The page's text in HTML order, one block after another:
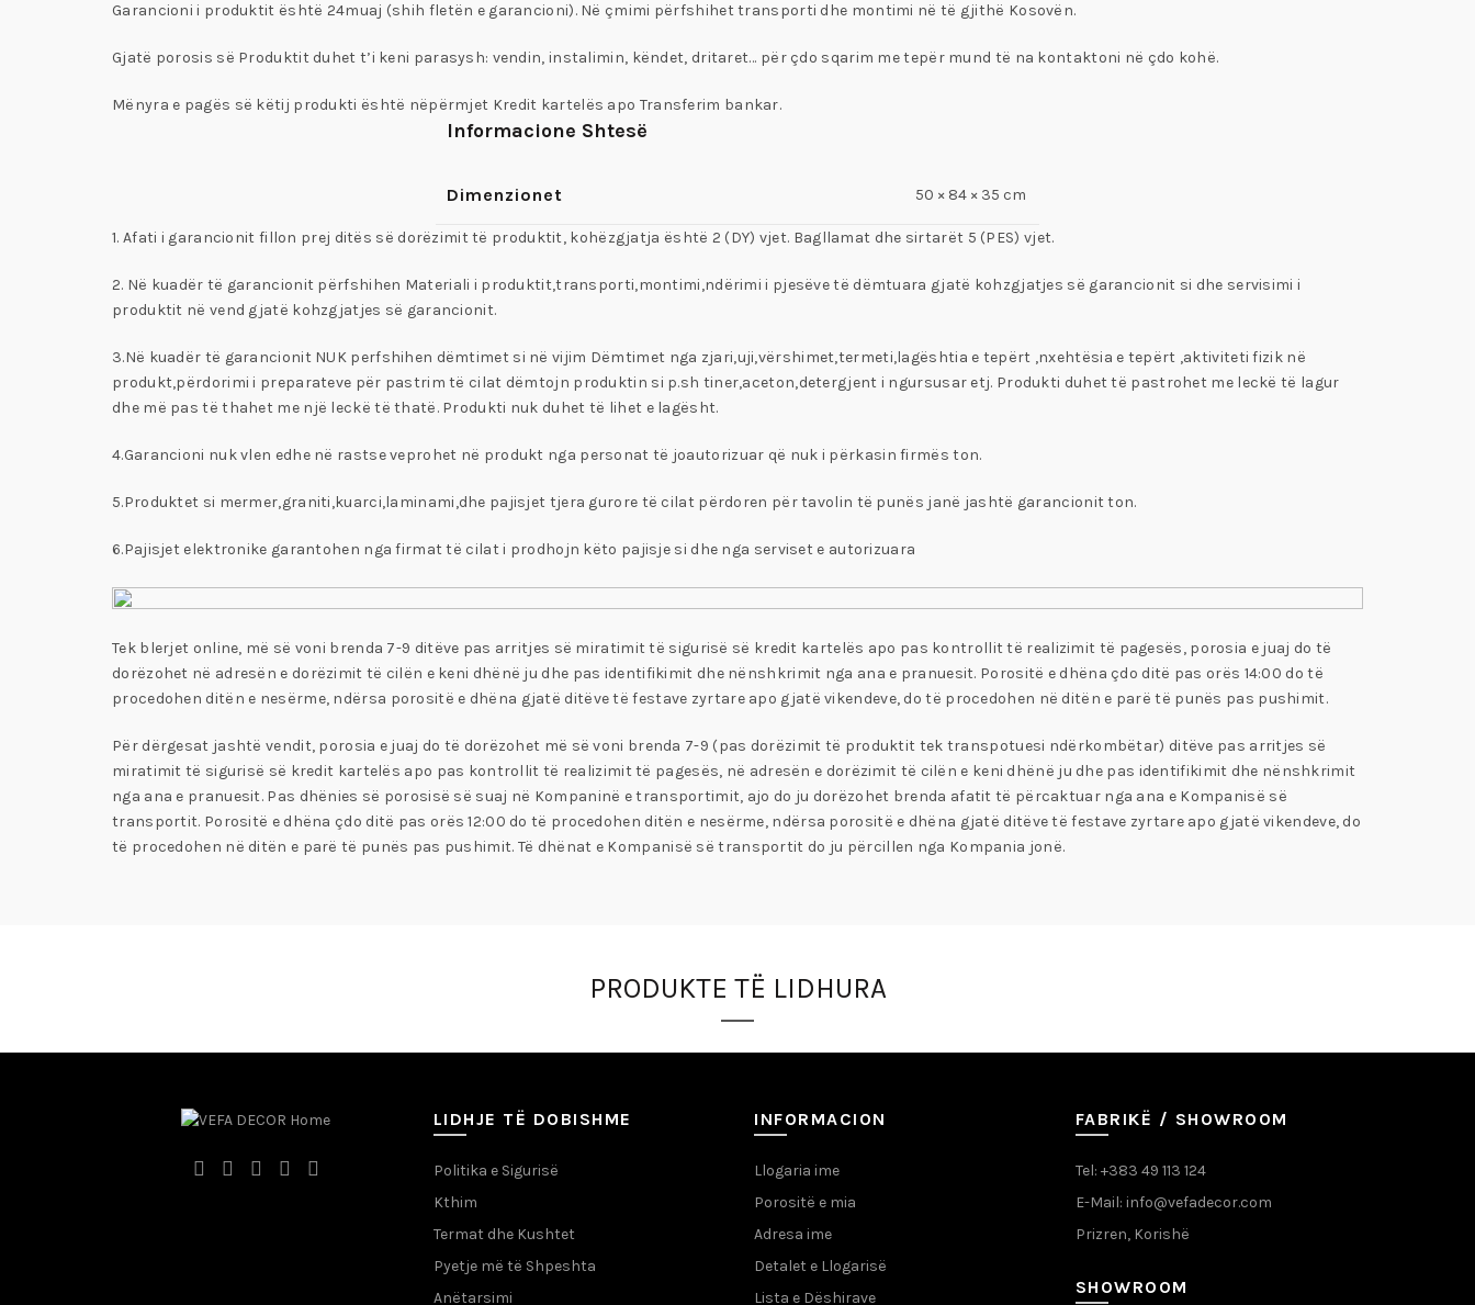
Garancioni i produktit është 24muaj (shih fletën e garancioni). Në çmimi përfshihet transporti dhe montimi në të gjithë Kosovën.
Gjatë porosis së Produktit duhet t’i keni parasysh: vendin, instalimin, këndet, dritaret… për çdo sqarim me tepër mund të na kontaktoni në çdo kohë.
Mënyra e pagës së këtij produkti është nëpërmjet Kredit kartelës apo Transferim bankar.
Informacione Shtesë
Dimenzionet 50 × 84 × 35 cm
1. Afati i garancionit fillon prej ditës së dorëzimit të produktit, kohëzgjatja është 2 (DY) vjet. Bagllamat dhe sirtarët 5 (PES) vjet.
2. Në kuadër të garancionit përfshihen Materiali i produktit,transporti,montimi,ndërimi i pjesëve të dëmtuara gjatë kohzgjatjes së garancionit si dhe servisimi i
produktit në vend gjatë kohzgjatjes së garancionit.
3.Në kuadër të garancionit NUK perfshihen dëmtimet si në vijim Dëmtimet nga zjari,uji,vërshimet,termeti,lagështia e tepërt ,nxehtësia e tepërt ,aktiviteti fizik në
produkt,përdorimi i preparateve për pastrim të cilat dëmtojn produktin si p.sh tiner,aceton,detergjent i ngursusar etj. Produkti duhet të pastrohet me leckë të lagur
dhe më pas të thahet me një leckë të thatë. Produkti nuk duhet të lihet e lagësht.
4.Garancioni nuk vlen edhe në rastse veprohet në produkt nga personat të joautorizuar që nuk i përkasin firmës ton.
5.Produktet si mermer,graniti,kuarci,laminami,dhe pajisjet tjera gurore të cilat përdoren për tavolin të punës janë jashtë garancionit ton.
6.Pajisjet elektronike garantohen nga firmat të cilat i prodhojn këto pajisje si dhe nga serviset e autorizuara
Tek blerjet online, më së voni brenda 7-9 ditëve pas arritjes së miratimit të sigurisë së kredit kartelës apo pas kontrollit të realizimit të pagesës, porosia e juaj do të
dorëzohet në adresën e dorëzimit të cilën e keni dhënë ju dhe pas identifikimit dhe nënshkrimit nga ana e pranuesit. Porositë e dhëna çdo ditë pas orës 14:00 do të
procedohen ditën e nesërme, ndërsa porositë e dhëna gjatë ditëve të festave zyrtare apo gjatë vikendeve, do të procedohen në ditën e parë të punës pas pushimit.
Për dërgesat jashtë vendit, porosia e juaj do të dorëzohet më së voni brenda 7-9 (pas dorëzimit të produktit tek transpotuesi ndërkombëtar) ditëve pas arritjes së
miratimit të sigurisë së kredit kartelës apo pas kontrollit të realizimit të pagesës, në adresën e dorëzimit të cilën e keni dhënë ju dhe pas identifikimit dhe nënshkrimit
nga ana e pranuesit. Pas dhënies së porosisë së suaj në Kompaninë e transportimit, ajo do ju dorëzohet brenda afatit të përcaktuar nga ana e Kompanisë së
transportit. Porositë e dhëna çdo ditë pas orës 12:00 do të procedohen ditën e nesërme, ndërsa porositë e dhëna gjatë ditëve të festave zyrtare apo gjatë vikendeve, do
të procedohen në ditën e parë të punës pas pushimit. Të dhënat e Kompanisë së transportit do ju përcillen nga Kompania jonë.
PRODUKTE TË LIDHURA
LIDHJE TË DOBISHME
Politika e Sigurisë
Kthim
Termat dhe Kushtet
Pyetje më të Shpeshta
Anëtarsimi
INFORMACION
Llogaria ime
Porositë e mia
Adresa ime
Detalet e Llogarisë
Lista e Dëshirave
FABRIKË / SHOWROOM
Tel: +383 49 113 124
E-Mail: info@vefadecor.com
Prizren, Korishë
SHOWROOM